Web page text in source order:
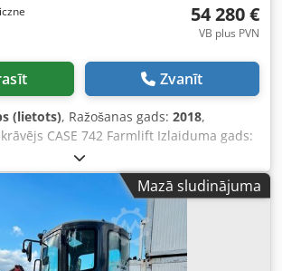
54 280 €
VB plus PVN
Zvanīt
(lietots), Ražošanas gads: 2018,
CASE 742 Farmlift Izlaiduma gads:
Strēles garums: 7 m Celtspēja: 4,2
sakabe Džoistiks Codpfxew
4x4 piedziņa Viss darba
Mazā sludinājuma